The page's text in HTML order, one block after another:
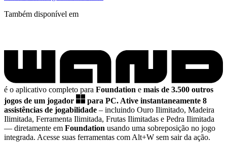
Também disponível em
é o aplicativo completo para Foundation e mais de 3.500 outros
jogos de um jogador
para PC. Ative instantaneamente 8
assistências de jogabilidade – incluindo Ouro Ilimitado, Madeira
Ilimitada, Ferramenta Ilimitada, Frutas Ilimitadas e Pedra Ilimitada
— diretamente em Foundation usando uma sobreposição no jogo
integrada. Acesse suas ferramentas com Alt+W sem sair da ação.